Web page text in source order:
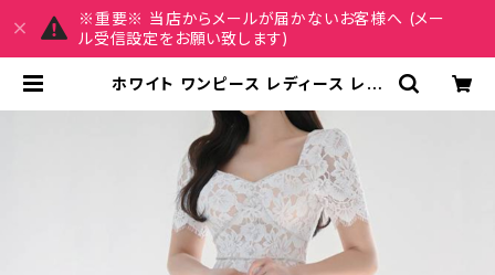
※重要※ 当店からメールが届かないお客様へ (メー
ル受信設定をお願い致します)
ホワイト ワンピース レディース レー
ワンピース ミディ丈 エレガント 上品
清楚 韓国ファッション 春 夏 秋 結婚
式 二次会 お呼ばれ デート 体型カバ
ー 美シルエット 大人可愛い 高級感
トレンド 人気 ドレススタイル C-OS
S0208 | REIRSE レイルセ 20代,
30代,40代 レディースファッション
通販